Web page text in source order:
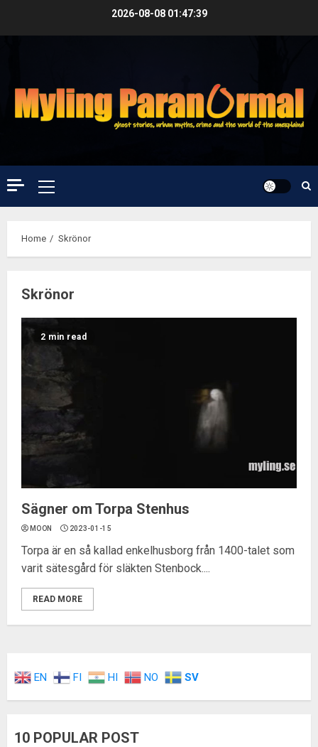
2026-08-08 01:47:40
Primary
Menu
Home Skrönor
Skrönor
2 min read
Sägner om Torpa Stenhus
MOON 2023-01-15
Torpa är en så kallad enkelhusborg från 1400-talet som
varit sätesgård för släkten Stenbock....
READ MORE
EN FI HI NO SV
10 POPULAR POST